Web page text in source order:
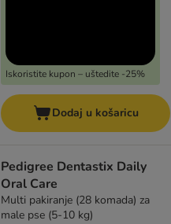
Iskoristite kupon – uštedite -25%
Dodaj u košaricu
Pedigree Dentastix Daily
Oral Care
Multi pakiranje (28 komada) za
male pse (5-10 kg)